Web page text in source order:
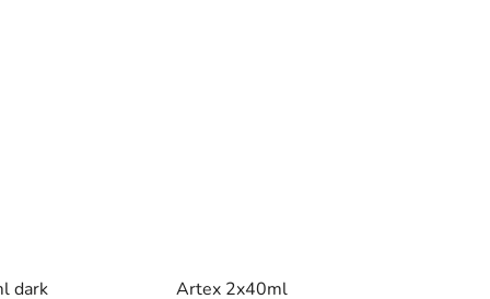
dark Artex 2x40ml